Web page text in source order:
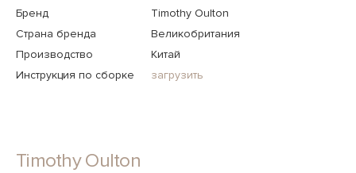
Бренд
Timothy Oulton
Страна бренда
Великобритания
Производство
Китай
Инструкция по сборке
загрузить
Timothy Oulton